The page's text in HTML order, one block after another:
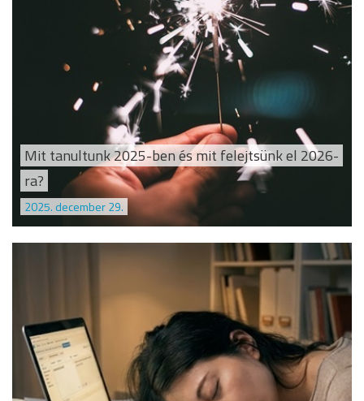
Mit tanultunk 2025-ben és mit felejtsünk el 2026-
ra?
2025. december 29.